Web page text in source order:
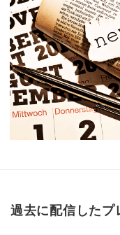
過去に配信したプ